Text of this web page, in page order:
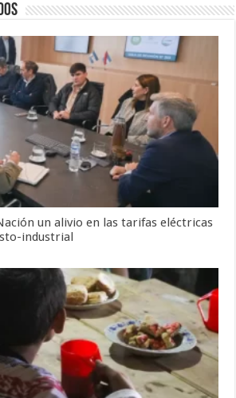
un alivio en las tarifas eléctricas
industrial